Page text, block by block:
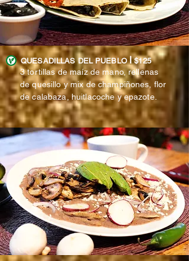
QUESADILLAS DEL PUEBLOl$125
3 tortillas de maíz de mano, rellenas
de quesillo y mix de champiñones, flor
de calabaza, huitlacoche y epazote.